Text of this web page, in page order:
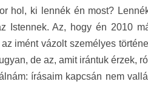
hol, ki lennék én most?
Istennek. Az, hogy én 2010
imént vázolt személyes
de az, amit irántuk érzek,
írásaim kapcsán nem